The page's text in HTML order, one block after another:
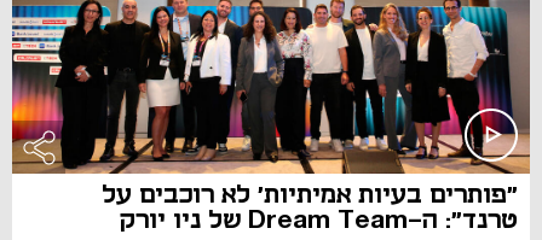
"פותרים בעיות אמיתיות' לא רוכבים על
טרנד": ה-Dream Team של ניו יורק